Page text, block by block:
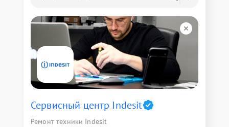
Сервисный центр Indesit
Ремонт техники Indesit